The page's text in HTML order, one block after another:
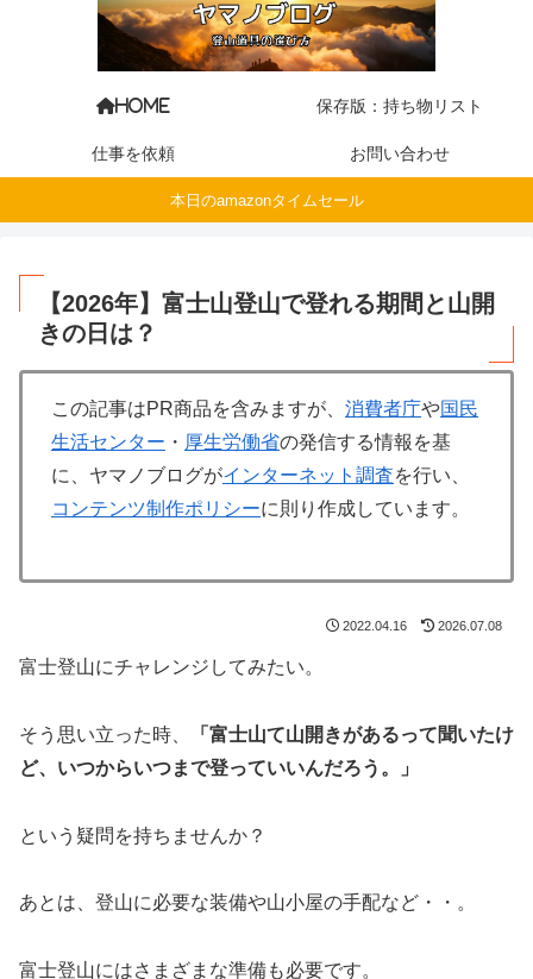
HOME 保存版：持ち物リスト
仕事を依頼 お問い合わせ
本日のamazonタイムセール
【2026年】富士山登山で登れる期間と山開
きの日は？
この記事はPR商品を含みますが、 消費者庁や国民
生活センター ・ 厚生労働省の発信する情報を基
に、ヤマノブログがインターネット調査を行い、
コンテンツ制作ポリシーに則り作成しています。
2022.04.16 2026.07.08
富士登山にチャレンジしてみたい。
そう思い立った時、
「富士山て山開きがあるって聞いたけ
ど、いつからいつまで登っていいんだろう。」
という疑問を持ちませんか？
あとは、登山に必要な装備や山小屋の手配など・・。
富士登山にはさまざまな準備も必要です。